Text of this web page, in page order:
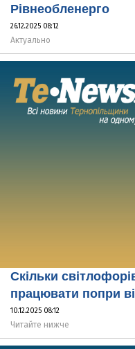
Рівнеобленерго
26.12.2025 08:12
Актуально
Скільки
працювати попри
10.12.2025 08:12
Читайте нижче